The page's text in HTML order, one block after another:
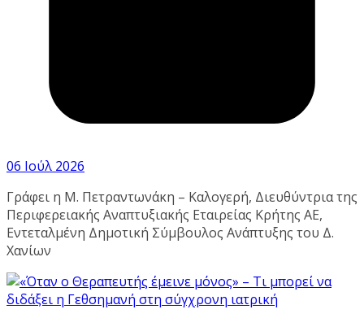
06 Ιούλ 2026
Γράφει η Μ. Πετραντωνάκη – Καλογερή, Διευθύντρια της
Περιφερειακής Αναπτυξιακής Εταιρείας Κρήτης ΑΕ,
Εντεταλμένη Δημοτική Σύμβουλος Ανάπτυξης του Δ.
Χανίων